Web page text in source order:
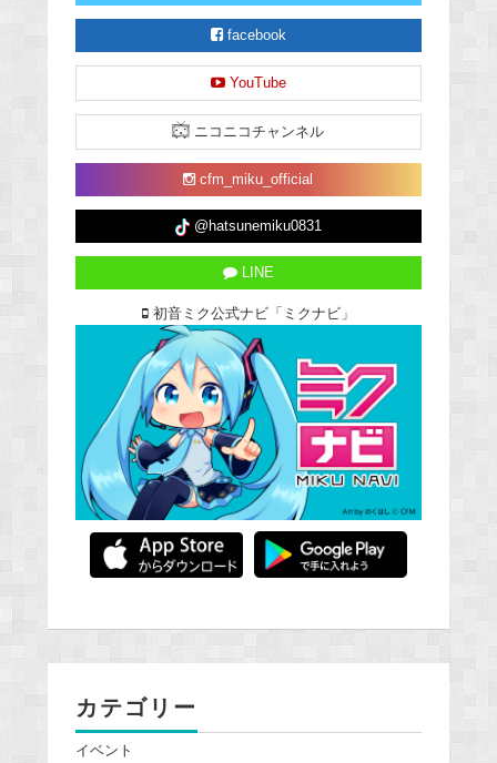
facebook
YouTube
ニコニコチャンネル
cfm_miku_official
@hatsunemiku0831
LINE
初音ミク公式ナビ「ミクナビ」
カテゴリー
イベント